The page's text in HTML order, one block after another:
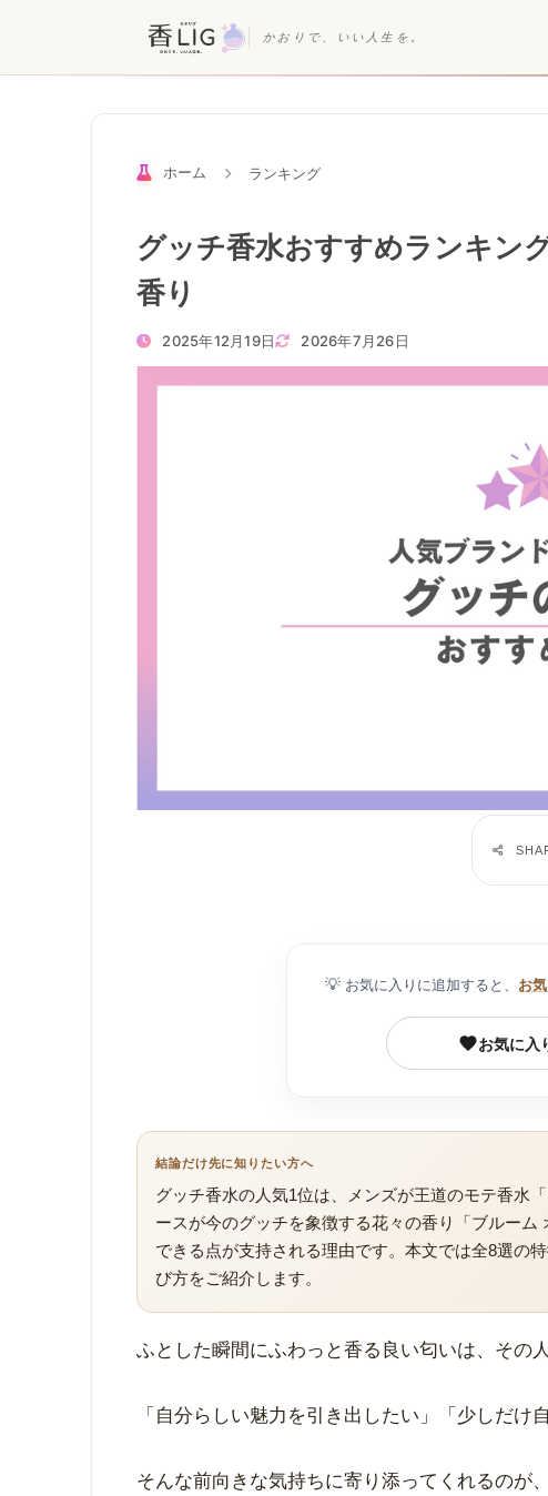
かおりで、いい人生を。
ホーム ランキング
グッチ香水おすすめランキン
香り
2025年12月19日 2026年7月26日
💡 お気に入りに追加すると、 お
お気に入
結論だけ先に知りたい方へ
グッチ香水の人気1位は、メンズが王道のモテ香水
ースが今のグッチを象徴する花々の香り「ブルー
できる点が支持される理由です。本文では全8選の
び方をご紹介します。
ふとした瞬間にふわっと香る良い匂いは、その
「自分らしい魅力を引き出したい」「少しだけ